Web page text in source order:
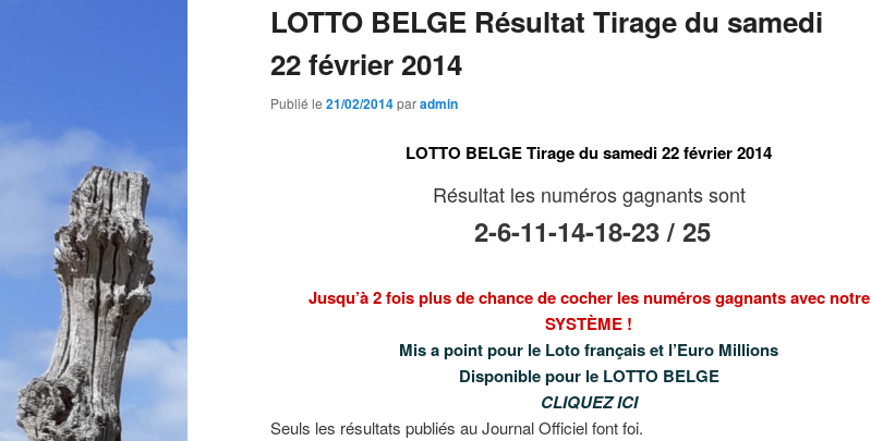
LOTTO BELGE Résultat Tirage du samedi
22 février 2014
Publié le 21/02/2014paradmin
LOTTO BELGE Tirage du samedi 22 février 2014
Résultat les numéros gagnants sont
2-6-11-14-18-23 / 25
Jusqu’à 2 fois plus de chance de cocher les numéros gagnants avec notre
SYSTÈME !
Mis a point pour le Loto français et l’Euro Millions
Disponible pour le LOTTO BELGE
CLIQUEZ ICI
Seuls les résultats publiés au Journal Officiel font foi.